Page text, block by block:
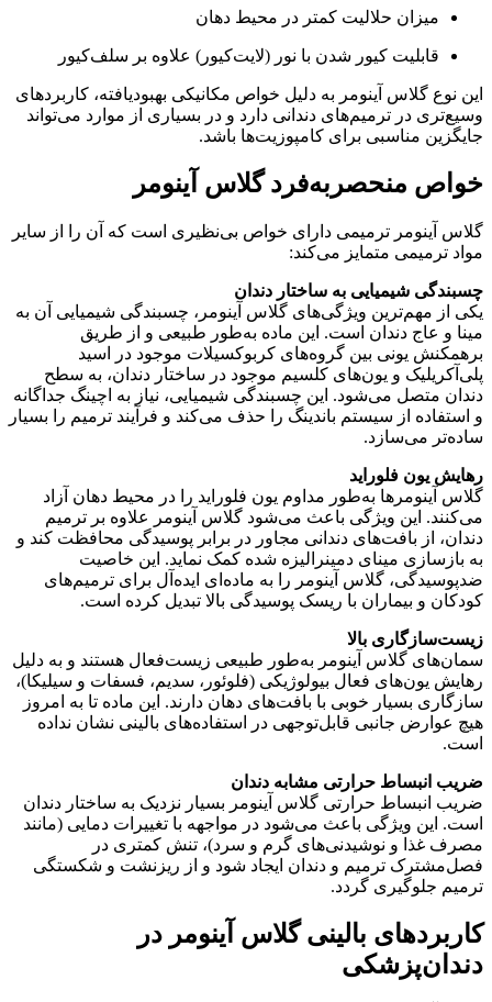
میزان حلالیت کمتر در محیط دهان
قابلیت کیور شدن با نور (لایت‌کیور) علاوه بر سلف‌کیور
این نوع گلاس آینومر به دلیل خواص مکانیکی بهبودیافته، کاربردهای
وسیع‌تری در ترمیم‌های دندانی دارد و در بسیاری از موارد می‌تواند
جایگزین مناسبی برای کامپوزیت‌ها باشد.
خواص منحصربه‌فرد گلاس آینومر
گلاس آینومر ترمیمی دارای خواص بی‌نظیری است که آن را از سایر
مواد ترمیمی متمایز می‌کند:
چسبندگی شیمیایی به ساختار دندان
یکی از مهم‌ترین ویژگی‌های گلاس آینومر، چسبندگی شیمیایی آن به
مینا و عاج دندان است. این ماده به‌طور طبیعی و از طریق
برهمکنش یونی بین گروه‌های کربوکسیلات موجود در اسید
پلی‌آکریلیک و یون‌های کلسیم موجود در ساختار دندان، به سطح
دندان متصل می‌شود. این چسبندگی شیمیایی، نیاز به اچینگ جداگانه
و استفاده از سیستم باندینگ را حذف می‌کند و فرآیند ترمیم را بسیار
ساده‌تر می‌سازد.
رهایش یون فلوراید
گلاس آینومرها به‌طور مداوم یون فلوراید را در محیط دهان آزاد
می‌کنند. این ویژگی باعث می‌شود گلاس آینومر علاوه بر ترمیم
دندان، از بافت‌های دندانی مجاور در برابر پوسیدگی محافظت کند و
به بازسازی مینای دمینرالیزه شده کمک نماید. این خاصیت
ضدپوسیدگی، گلاس آینومر را به ماده‌ای ایده‌آل برای ترمیم‌های
کودکان و بیماران با ریسک پوسیدگی بالا تبدیل کرده است.
زیست‌سازگاری بالا
سمان‌های گلاس آینومر به‌طور طبیعی زیست‌فعال هستند و به دلیل
رهایش یون‌های فعال بیولوژیکی (فلوئور، سدیم، فسفات و سیلیکا)،
سازگاری بسیار خوبی با بافت‌های دهان دارند. این ماده تا به امروز
هیچ عوارض جانبی قابل‌توجهی در استفاده‌های بالینی نشان نداده
است.
ضریب انبساط حرارتی مشابه دندان
ضریب انبساط حرارتی گلاس آینومر بسیار نزدیک به ساختار دندان
است. این ویژگی باعث می‌شود در مواجهه با تغییرات دمایی (مانند
مصرف غذا و نوشیدنی‌های گرم و سرد)، تنش کمتری در
فصل‌مشترک ترمیم و دندان ایجاد شود و از ریزنشت و شکستگی
ترمیم جلوگیری گردد.
کاربردهای بالینی گلاس آینومر در
دندان‌پزشکی